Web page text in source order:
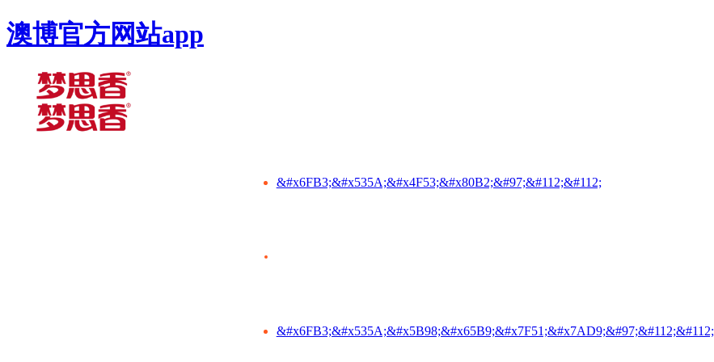
澳博官方网站app
&#x6FB3;&#x535A;&#x4F53;&#x80B2;&#97;&#112;&#112;
&#x6FB3;&#x535A;&#x5B98;&#x65B9;&#x7F51;&#x7AD9;&#97;&#112;&#112;